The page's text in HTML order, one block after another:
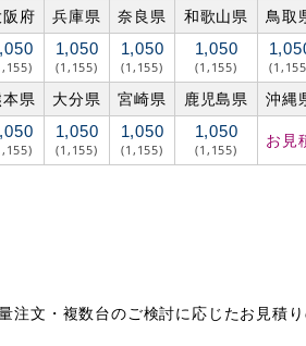
阪府 兵庫県 奈良県 和歌山県 鳥取
1,050
(1,155)
1,050
(1,155)
1,050
(1,155)
県 大分県 宮崎県 鹿児島県 沖縄
1,050
(1,155)
1,050
(1,155)
1,050
(1,155) お見
文・複数台のご検討に応じたお見積り